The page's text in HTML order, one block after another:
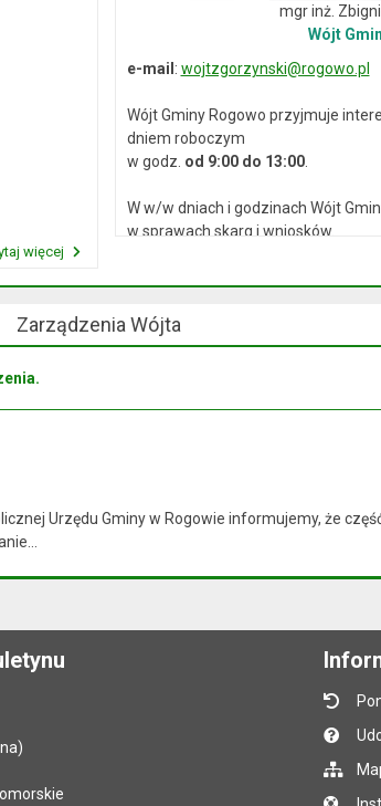
więcej
mgr inż.
Wójt
e-mail : wojtzgorzynski@rogowo.pl
Wójt Gminy Rogowo przyjmuje
dniem roboczym
w godz. od 9:00 do 13:00.
W w/w dniach i godzinach Wójt
w sprawach skarg i wniosków.
Zarządzenia Wójta
Urzędu Gminy w Rogowie informujemy, że